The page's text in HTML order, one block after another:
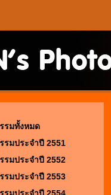
รมทั้งหมด
รมประจำปี 2551
รมประจำปี 2552
รมประจำปี 2553